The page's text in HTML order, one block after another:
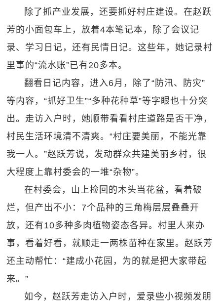
除了抓产业发展，还要抓好村庄建设。在赵跃
芳的小面包车上，放着4本笔记本，除了会议记
录、学习日记，还有民情日记。这些年，她记录村
里事的“流水账”已有20多本。
翻看日记内容，进入6月，除了“防汛、防灾”
等内容，“抓好卫生”“多种花种草”等字眼也十分突
出。走访入户时，她顺带看看村庄道路是否干净，
村民生活环境清不清爽。“村庄要美丽，不能光靠
我一人。”赵跃芳说，发动群众共建美丽乡村，很
大程度上靠村委会的一堆“杂物”。
在村委会，山上捡回的木头当花盆，看着破
烂，但产出不小：7个品种的三角梅层层叠叠开
放，还有10多种多肉植物姿态各异。村里人来办
事，看着好看，就顺走一两株苗种在家里。赵跃芳
还主动帮忙：“建成小花园，为的就是把大家带起
来。”
如今，赵跃芳走访入户时，爱录些小视频发朋